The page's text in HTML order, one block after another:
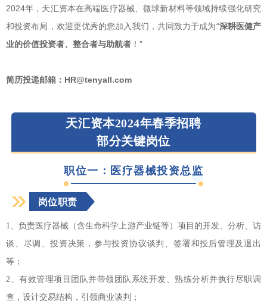
2024年，天汇资本在高端医疗器械、微球新材料等领域持续强化研究
和投资布局，欢迎更优秀的您加入我们，共同致力于成为“深耕医健产
业的价值投资者、整合者与助航者 ！”
简历投递邮箱：HR@tenyall.com
天汇资本2024年春季招聘
部分关键岗位
职位一：医疗器械投资总监
岗位职责
1、负责医疗器械（含生命科学上游产业链等）项目的开发、分析、访
谈、尽调、投资决策，参与投资协议谈判、签署和投后管理及退出
等；
2、有效管理项目团队并带领团队系统开发、熟练分析并执行尽职调
查，设计交易结构，引领商业谈判；